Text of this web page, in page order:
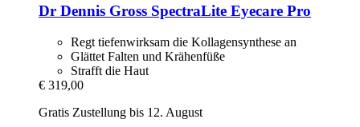
Dr Dennis Gross SpectraLite Eyecare Pro
Regt tiefenwirksam die Kollagensynthese an
Glättet Falten und Krähenfüße
Strafft die Haut
€ 319,00
Gratis Zustellung bis 12. August